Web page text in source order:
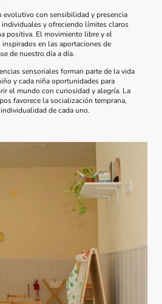
evolutivo con sensibilidad y presencia
y ofreciendo límites claros
positiva. El movimiento libre y el
en las aportaciones de
de nuestro día a día.
sensoriales forman parte de la vida
y cada niña oportunidades para
el mundo con curiosidad y alegría. La
favorece la socialización temprana,
de cada uno.